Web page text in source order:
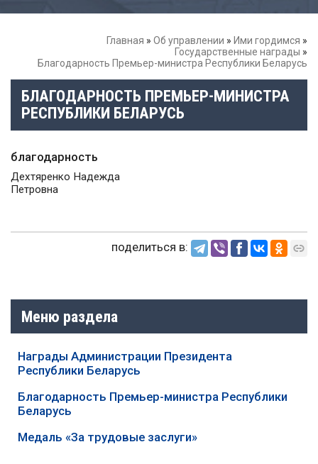
Главная » Об управлении » Ими гордимся »
Государственные награды »
Благодарность Премьер-министра Республики Беларусь
БЛАГОДАРНОСТЬ ПРЕМЬЕР-МИНИСТРА
РЕСПУБЛИКИ БЕЛАРУСЬ
благодарность
Дехтяренко Надежда
Петровна
поделиться в:
Меню раздела
Награды Администрации Президента
Республики Беларусь
Благодарность Премьер-министра Республики
Беларусь
Медаль «За трудовые заслуги»